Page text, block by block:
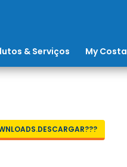
& Serviços My Costa